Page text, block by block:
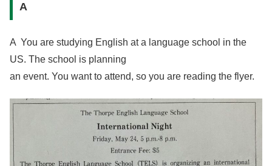
A
A You are studying English at a language school in the
US. The school is planning
an event. You want to attend, so you are reading the flyer.